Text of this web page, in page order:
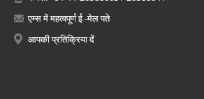
एम्स में महत्वपूर्ण ई -मेल पते
आपकी प्रतिक्रिया दें